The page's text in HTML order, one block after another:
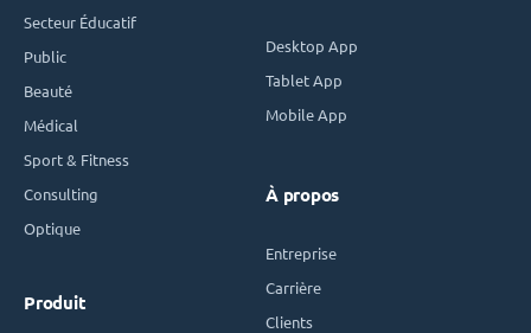
Secteur Éducatif
Public
Beauté
Médical
Sport & Fitness
Consulting
Optique
Produit
Desktop App
Tablet App
Mobile App
À propos
Entreprise
Carrière
Clients